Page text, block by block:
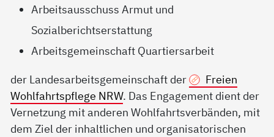
Arbeitsausschuss Armut und
Sozialberichtserstattung
Arbeitsgemeinschaft Quartiersarbeit
der Landesarbeitsgemeinschaft der
Freien
Wohlfahrtspflege NRW. Das Engagement dient der
Vernetzung mit anderen Wohlfahrtsverbänden, mit
dem Ziel der inhaltlichen und organisatorischen